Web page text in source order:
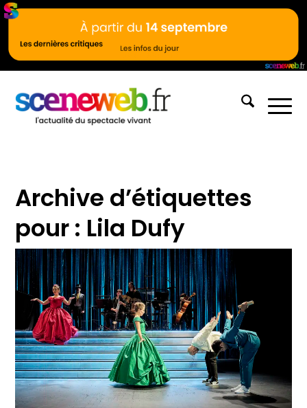
Archive d’étiquettes
pour : Lila Dufy